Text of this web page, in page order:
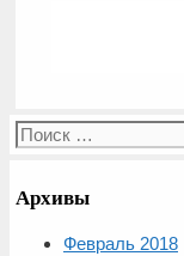
Поиск:
Архивы
Февраль 2018